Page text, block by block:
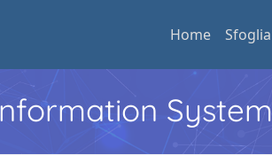
Home Sfoglia
System